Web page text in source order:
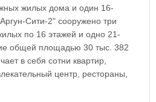
жилых дома и один 16-
Сити-2" сооружено три
по 16 этажей и одно 21-
общей площадью 30 тыс. 382
в себя сотни квартир,
центр, рестораны,